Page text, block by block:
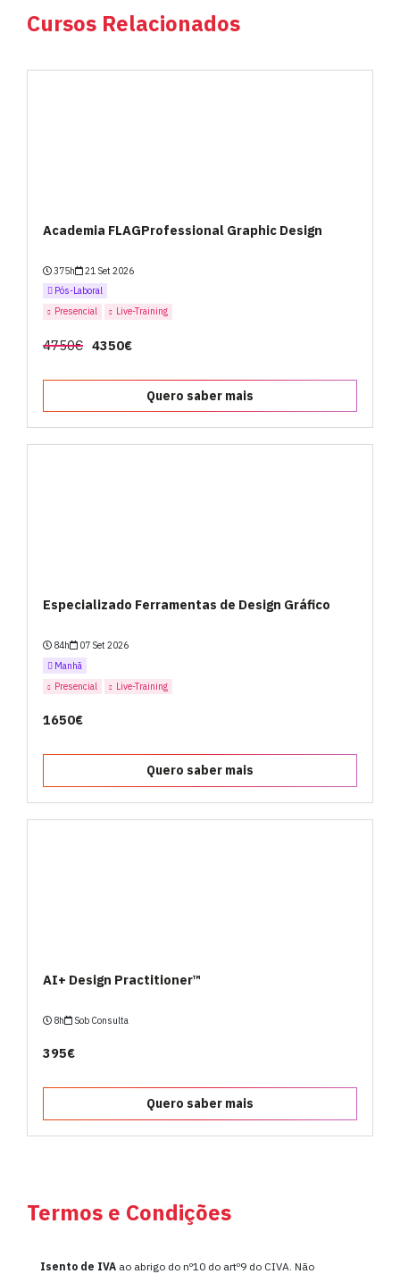
Cursos Relacionados
Academia FLAGProfessional Graphic Design
375h
21 Set 2026
Pós-Laboral
Presencial
Live-Training
4750€ 4350€
Quero saber mais
Especializado Ferramentas de Design Gráfico
84h
07 Set 2026
Manhã
Presencial
Live-Training
1650€
Quero saber mais
AI+ Design Practitioner™
8h Sob Consulta
395€
Quero saber mais
Termos e Condições
Isento de IVA ao abrigo do nº10 do artº9 do CIVA. Não